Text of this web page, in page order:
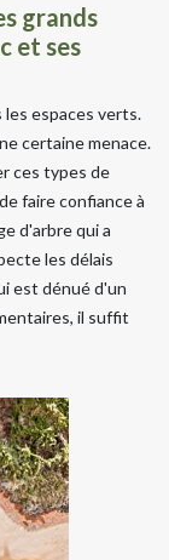
grands
et ses
espaces verts.
certaine menace.
ces types de
faire confiance à
d'arbre qui a
les délais
est dénué d'un
il suffit